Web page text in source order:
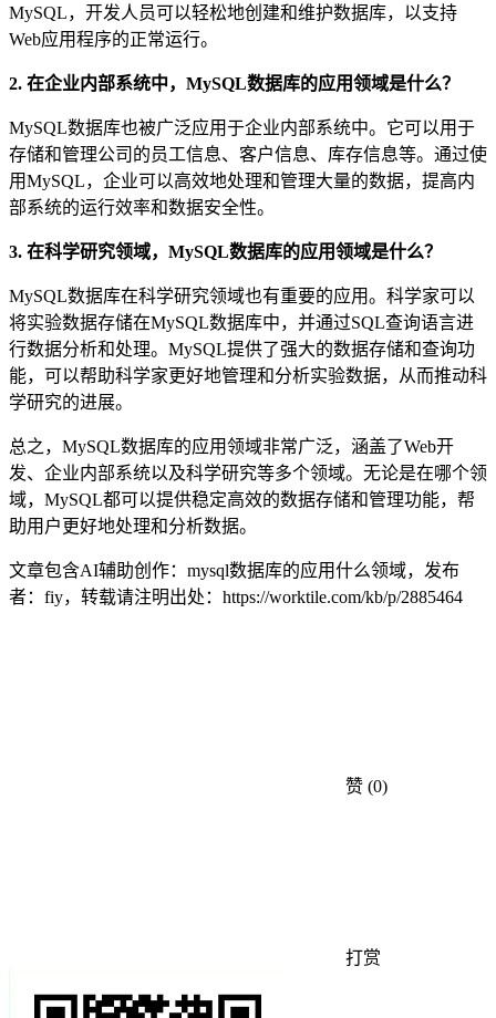
MySQL，开发人员可以轻松地创建和维护数据库，以支持
Web应用程序的正常运行。
2. 在企业内部系统中，MySQL数据库的应用领域是什么？
MySQL数据库也被广泛应用于企业内部系统中。它可以用于
存储和管理公司的员工信息、客户信息、库存信息等。通过使
用MySQL，企业可以高效地处理和管理大量的数据，提高内
部系统的运行效率和数据安全性。
3. 在科学研究领域，MySQL数据库的应用领域是什么？
MySQL数据库在科学研究领域也有重要的应用。科学家可以
将实验数据存储在MySQL数据库中，并通过SQL查询语言进
行数据分析和处理。MySQL提供了强大的数据存储和查询功
能，可以帮助科学家更好地管理和分析实验数据，从而推动科
学研究的进展。
总之，MySQL数据库的应用领域非常广泛，涵盖了Web开
发、企业内部系统以及科学研究等多个领域。无论是在哪个领
域，MySQL都可以提供稳定高效的数据存储和管理功能，帮
助用户更好地处理和分析数据。
文章包含AI辅助创作：mysql数据库的应用什么领域，发布
者：fiy，转载请注明出处： https://worktile.com/kb/p/2885464
赞 (0)
打赏